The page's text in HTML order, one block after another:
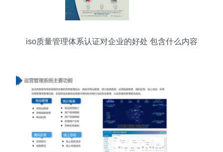
iso质量管理体系认证对企业的好处 包含什么内容